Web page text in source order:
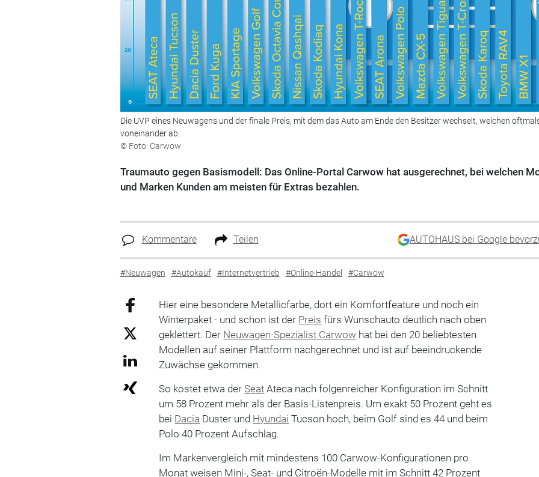
Die UVP eines Neuwagens und der finale Preis, mit dem das Auto am Ende den Besitzer wechselt, weichen
voneinander ab.
© Foto: Carwow
Traumauto gegen Basismodell: Das Online-Portal Carwow hat ausgerechnet, bei welchen
und Marken Kunden am meisten für Extras bezahlen.
Kommentare Teilen AUTOHAUS bei Google
#Neuwagen #Autokauf #Internetvertrieb #Online-Handel #Carwow
Hier eine besondere Metallicfarbe, dort ein Komfortfeature und noch ein
Winterpaket - und schon ist der Preis fürs Wunschauto deutlich nach oben
geklettert. Der Neuwagen-Spezialist Carwow hat bei den 20 beliebtesten
Modellen auf seiner Plattform nachgerechnet und ist auf beeindruckende
Zuwächse gekommen.
So kostet etwa der Seat Ateca nach folgenreicher Konfiguration im Schnitt
um 58 Prozent mehr als der Basis-Listenpreis. Um exakt 50 Prozent geht es
bei Dacia Duster und Hyundai Tucson hoch, beim Golf sind es 44 und beim
Polo 40 Prozent Aufschlag.
Im Markenvergleich mit mindestens 100 Carwow-Konfigurationen pro
Monat weisen Mini-, Seat- und Citroën-Modelle mit im Schnitt 42 Prozent